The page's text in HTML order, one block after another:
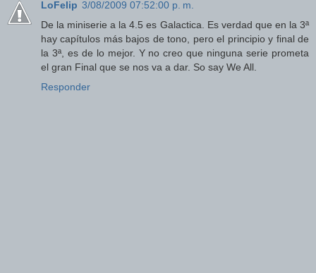
LoFelip 3/08/2009 07:52:00 p. m.
De la miniserie a la 4.5 es Galactica. Es verdad que en la 3ª
hay capítulos más bajos de tono, pero el principio y final de
la 3ª, es de lo mejor. Y no creo que ninguna serie prometa
el gran Final que se nos va a dar. So say We All.
Responder